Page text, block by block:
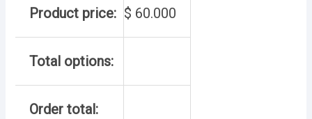
Product price: $ 60.000
Total options:
Order total: